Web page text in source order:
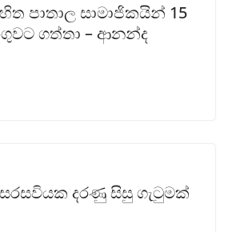
පාතාල සාමාජිකයින් 15
ගත්තා – ආනන්ද
සරසවියක දරණු සිසු ගැටුමක්